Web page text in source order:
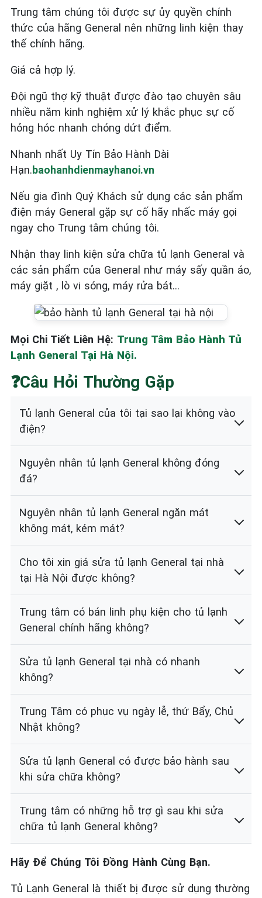
Trung tâm chúng tôi được sự ủy quyền chính
thức của hãng General nên những linh kiện thay
thế chính hãng.
Giá cả hợp lý.
Đội ngũ thợ kỹ thuật được đào tạo chuyên sâu
nhiều năm kinh nghiệm xử lý khắc phục sự cố
hỏng hóc nhanh chóng dứt điểm.
Nhanh nhất Uy Tín Bảo Hành Dài
Hạn.baohanhdienmayhanoi.vn
Nếu gia đình Quý Khách sử dụng các sản phẩm
điện máy General gặp sự cố hãy nhấc máy gọi
ngay cho Trung tâm chúng tôi.
Nhận thay linh kiện sửa chữa tủ lạnh General và
các sản phẩm của General như máy sấy quần áo,
máy giặt , lò vi sóng, máy rửa bát…
Mọi Chi Tiết Liên Hệ: Trung Tâm Bảo Hành Tủ
Lạnh General Tại Hà Nội.
❓Câu Hỏi Thường Gặp
Tủ lạnh General của tôi tại sao lại không vào
điện?
Nguyên nhân tủ lạnh General không đóng
đá?
Nguyên nhân tủ lạnh General ngăn mát
không mát, kém mát?
Cho tôi xin giá sửa tủ lạnh General tại nhà
tại Hà Nội được không?
Trung tâm có bán linh phụ kiện cho tủ lạnh
General chính hãng không?
Sửa tủ lạnh General tại nhà có nhanh
không?
Trung Tâm có phục vụ ngày lễ, thứ Bẩy, Chủ
Nhật không?
Sửa tủ lạnh General có được bảo hành sau
khi sửa chữa không?
Trung tâm có những hỗ trợ gì sau khi sửa
chữa tủ lạnh General không?
Hãy Để Chúng Tôi Đồng Hành Cùng Bạn.
Tủ Lạnh General là thiết bị được sử dụng thường